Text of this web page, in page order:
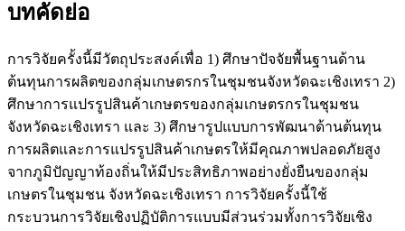
บทคัดย่อ
การวิจัยครั้งนี้มีวัตถุประสงค์เพื่อ 1) ศึกษาปัจจัยพื้นฐานด้าน
ต้นทุนการผลิตของกลุ่มเกษตรกรในชุมชนจังหวัดฉะเชิงเทรา 2)
ศึกษาการแปรรูปสินค้าเกษตรของกลุ่มเกษตรกรในชุมชน
จังหวัดฉะเชิงเทรา และ 3) ศึกษารูปแบบการพัฒนาด้านต้นทุน
การผลิตและการแปรรูปสินค้าเกษตรให้มีคุณภาพปลอดภัยสูง
จากภูมิปัญญาท้องถิ่นให้มีประสิทธิภาพอย่างยั่งยืนของกลุ่ม
เกษตรในชุมชน จังหวัดฉะเชิงเทรา การวิจัยครั้งนี้ใช้
กระบวนการวิจัยเชิงปฏิบัติการแบบมีส่วนร่วมทั้งการวิจัยเชิง